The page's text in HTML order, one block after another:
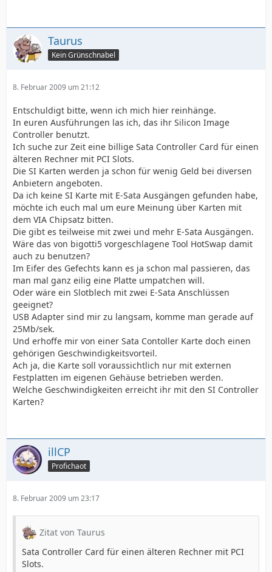
Taurus
Kein Grünschnabel
8. Februar 2009 um 21:12
Entschuldigt bitte, wenn ich mich hier reinhänge.
In euren Ausführungen las ich, das ihr Silicon Image
Controller benutzt.
Ich suche zur Zeit eine billige Sata Controller Card für einen
älteren Rechner mit PCI Slots.
Die SI Karten werden ja schon für wenig Geld bei diversen
Anbietern angeboten.
Da ich keine SI Karte mit E-Sata Ausgängen gefunden habe,
möchte ich euch mal um eure Meinung über Karten mit
dem VIA Chipsatz bitten.
Die gibt es teilweise mit zwei und mehr E-Sata Ausgängen.
Wäre das von bigotti5 vorgeschlagene Tool HotSwap damit
auch zu benutzen?
Im Eifer des Gefechts kann es ja schon mal passieren, das
man mal ganz eilig eine Platte umpatchen will.
Oder wäre ein Slotblech mit zwei E-Sata Anschlüssen
geeignet?
USB Adapter sind mir zu langsam, komme man gerade auf
25Mb/sek.
Und erhoffe mir von einer Sata Contoller Karte doch einen
gehörigen Geschwindigkeitsvorteil.
Ach ja, die Karte soll voraussichtlich nur mit externen
Festplatten im eigenen Gehäuse betrieben werden.
Welche Geschwindigkeiten erreicht ihr mit den SI Controller
Karten?
illCP
Profichaot
8. Februar 2009 um 23:17
Zitat von Taurus
Sata Controller Card für einen älteren Rechner mit PCI
Slots.